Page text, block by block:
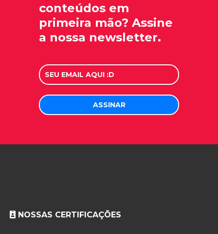
conteúdos em
primeira mão? Assine
a nossa newsletter.
NOSSAS CERTIFICAÇÕES